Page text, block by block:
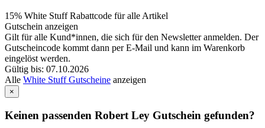
15% White Stuff Rabattcode für alle Artikel
Gutschein anzeigen
Gilt für alle Kund*innen, die sich für den Newsletter anmelden. Der
Gutscheincode kommt dann per E-Mail und kann im Warenkorb
eingelöst werden.
Gültig bis: 07.10.2026
Alle White Stuff Gutscheine anzeigen
×
Keinen passenden Robert Ley Gutschein gefunden?